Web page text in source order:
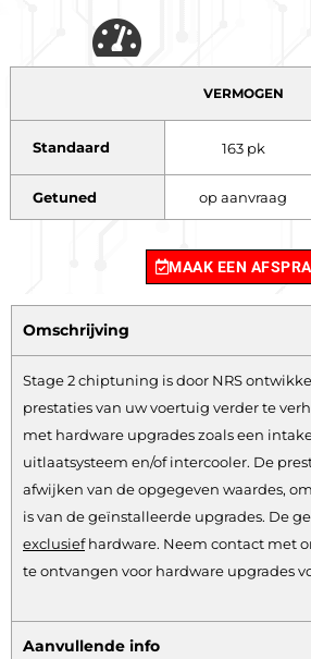
VERMOGEN
Standaard 163 pk
Getuned op aanvraag
MAAK EEN
Omschrijving
Stage 2 chiptuning is door NRS
prestaties van uw voertuig verder te
met hardware upgrades zoals een
uitlaatsysteem en/of intercooler. De
afwijken van de opgegeven waardes,
is van de geïnstalleerde upgrades. De
exclusiefhardware. Neem contact met
te ontvangen voor hardware upgrades
Aanvullende info